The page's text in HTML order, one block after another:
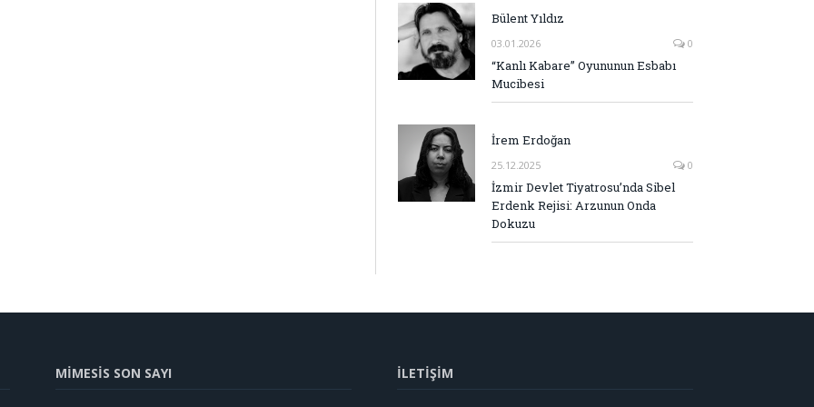
Bülent Yıldız
03.01.2026 0
“Kanlı Kabare” Oyununun Esbabı
Mucibesi
İrem Erdoğan
25.12.2025 0
İzmir Devlet Tiyatrosu’nda Sibel
Erdenk Rejisi: Arzunun Onda
Dokuzu
MİMESİS SON SAYI İLETİŞİM